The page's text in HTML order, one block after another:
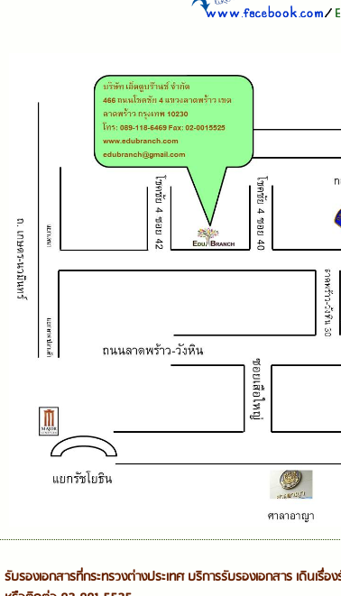
รับรองเอกสารที่กระทรวงต่างประเทศ บริการรับรองเอกสาร เดินเ